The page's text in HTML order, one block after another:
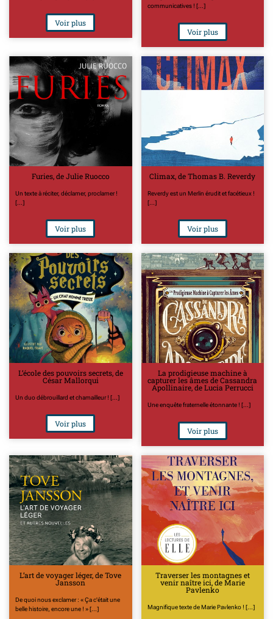
Voir plus
communicatives ! [...]
Voir plus
Furies, de Julie Ruocco
Un texte à réciter, déclamer, proclamer !
[...]
Voir plus
Climax, de Thomas B. Reverdy
Reverdy est un Merlin érudit et facétieux !
[...]
Voir plus
L’école des pouvoirs secrets, de
César Mallorqui
Un duo débrouillard et chamailleur ! [...]
Voir plus
La prodigieuse machine à
capturer les âmes de Cassandra
Apollinaire, de Lucia Perrucci
Une enquête fraternelle étonnante ! [...]
Voir plus
L’art de voyager léger, de Tove
Jansson
De quoi nous exclamer : « Ça c'était une
belle histoire, encore une ! » [...]
Traverser les montagnes et
venir naître ici, de Marie
Pavlenko
Magnifique texte de Marie Pavlenko ! [...]